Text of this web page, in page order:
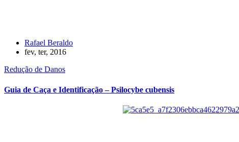
Rafael Beraldo
fev, ter, 2016
Redução de Danos
Guia de Caça e Identificação – Psilocybe cubensis